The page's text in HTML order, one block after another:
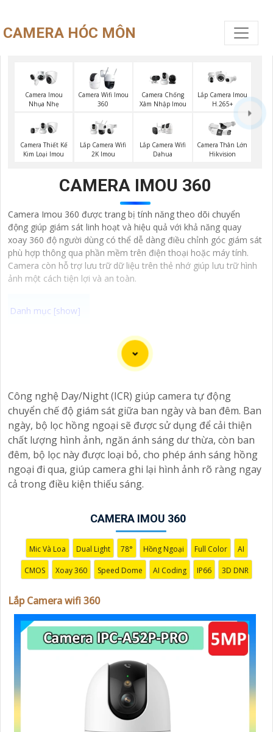
CAMERA HÓC MÔN
Camera Imou
Nhụa Nhẹ
Camera Wifi Imou
360
Camera Chống
Xâm Nhập Imou
Lắp Camera Imou
H.265+
Camera Thiết Kế
Kim Loại Imou
Lắp Camera Wifi
2K Imou
Lắp Camera Wifi
Dahua
Camera Thân Lớn
Hikvision
CAMERA IMOU 360
Camera Imou 360 được trang bị tính năng theo dõi chuyển
động giúp giám sát linh hoạt và hiệu quả với khả năng quay
xoay 360 độ người dùng có thể dễ dàng điều chỉnh góc giám sát
phù hợp thông qua phần mềm trên điện thoại hoặc máy tính.
Camera còn hỗ trợ lưu trữ dữ liệu trên thẻ nhớ giúp lưu trữ hình
ảnh một cách tiện lợi và an toàn.
"Camera wifi 360 với độ phân giải cao, vượt trội, mang
đến hình ảnh sắc nét và rõ ràng giúp bạn giám sát mọi
góc độ của không gian một cách dễ dàng. Với khả năng
phạm vi quét mà không bỏ sót bất kỳ chi tiết nào. Cài
đặt và sử dụng camera qua kết nối wifi cũng rất tiện lợi,
bạn có thể theo dõi từ xa thông qua ứng dụng di động
một cách đơn giản. Camera wifi 360 là sự lựa chọn hoàn
hảo để bảo vệ nhà cửa, văn phòng hoặc cửa hàng của
bạn 24/7 mà không phải lo lắng về chất lượng hình
ảnh. Hãy trải nghiệm công nghệ hiện đại và an ninh tối
Công nghệ Day/Night (ICR) giúp camera tự động
chuyển chế độ giám sát giữa ban ngày và ban đêm. Ban
ngày, bộ lọc hồng ngoại sẽ được sử dụng để cải thiện
chất lượng hình ảnh, ngăn ánh sáng dư thừa, còn ban
đêm, bộ lọc này được loại bỏ, cho phép ánh sáng hồng
ngoại đi qua, giúp camera ghi lại hình ảnh rõ ràng ngay
cả trong điều kiện thiếu sáng.
CAMERA IMOU 360
Mic Và Loa Dual Light 78° Hồng Ngoại Full Color AI
CMOS Xoay 360 Speed Dome AI Coding IP66 3D DNR
Lắp Camera wifi 360